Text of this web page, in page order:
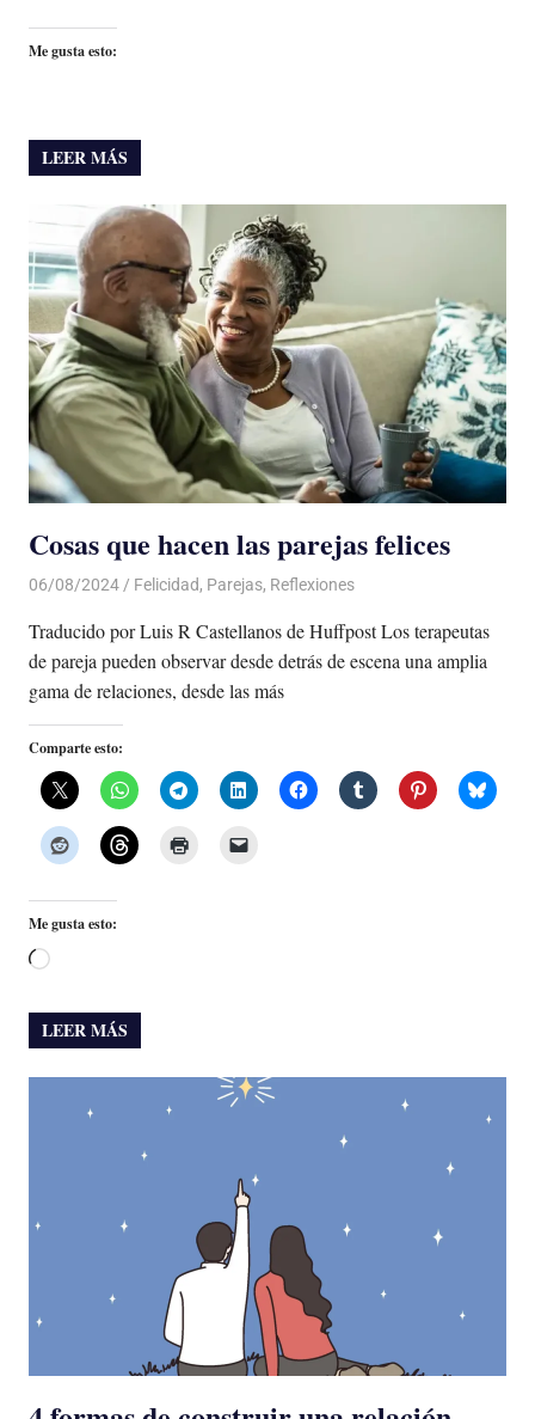
Me gusta esto:
LEER MÁS
Cosas que hacen las parejas felices
06/08/2024 De todo un Poco
Felicidad, Parejas, Reflexiones
Traducido por Luis R Castellanos de Huffpost Los terapeutas
de pareja pueden observar desde detrás de escena una amplia
gama de relaciones, desde las más
Comparte esto:
Me gusta esto:
Cargando...
LEER MÁS